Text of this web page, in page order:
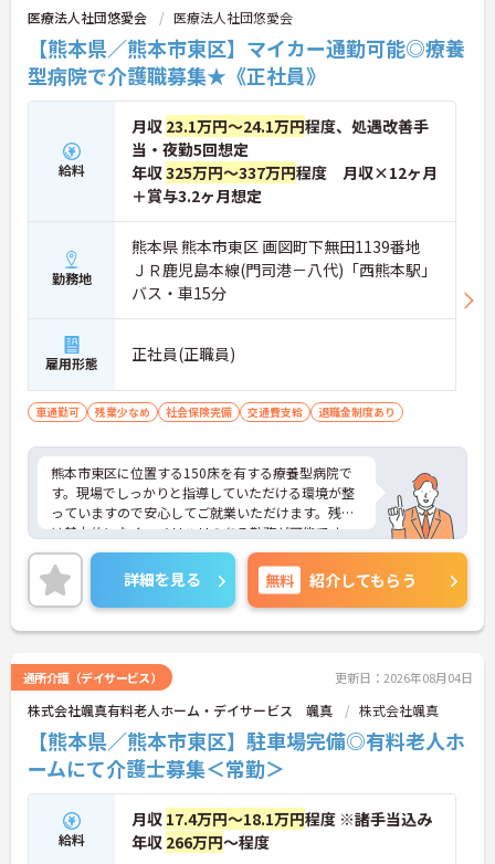
医療法人社団悠愛会 医療法人社団悠愛会
【熊本県／熊本市東区】マイカー通勤可能◎療養
型病院で介護職募集★《正社員》
給料
月収 23.1万円～24.1万円程度、処遇改善手
当・夜勤5回想定
年収325万円～337万円程度 月収×12ヶ月
＋賞与3.2ヶ月想定
勤務地
熊本県 熊本市東区 画図町下無田1139番地
ＪＲ鹿児島本線(門司港－八代)「西熊本駅」
バス・車15分
雇用形態 正社員(正職員)
車通勤可 残業少なめ 社会保険完備 交通費支給 退職金制度あり
熊本市東区に位置する150床を有する療養型病院で
す。現場でしっかりと指導していただける環境が整
っていますので安心してご就業いただけます。残業
は基本的になく、メリハリのある勤務が可能です。
ご興味ある方には、面接対策ポイントなど、詳細を
お話しいたしますのでお気軽にご相談ください。
詳細を見る 無料 紹介してもらう
通所介護（デイサービス） 更新日：2026年08月04日
株式会社颯真有料老人ホーム・デイサービス 颯真 株式会社颯真
【熊本県／熊本市東区】駐車場完備◎有料老人ホ
ームにて介護士募集＜常勤＞
給料
月収 17.4万円～18.1万円程度 ※諸手当込み
年収 266万円～程度